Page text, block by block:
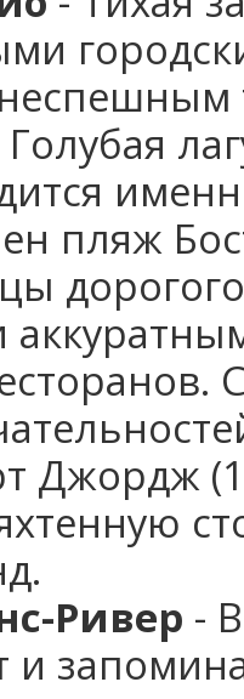
пляж
Джордж
Ривер -
и